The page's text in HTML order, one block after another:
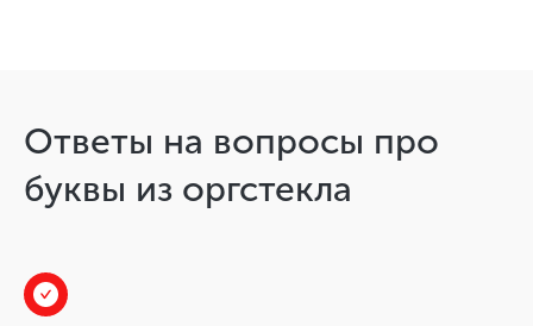
Ответы на вопросы про
буквы из оргстекла